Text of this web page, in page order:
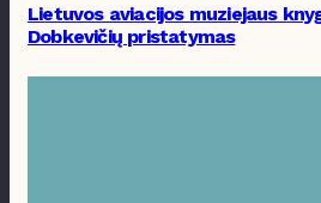
Lietuvos aviacijos muziejaus
Dobkevičių pristatymas